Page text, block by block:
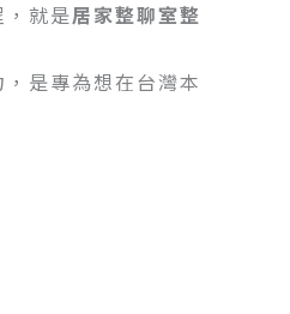
就是居家整聊室整
是專為想在台灣本